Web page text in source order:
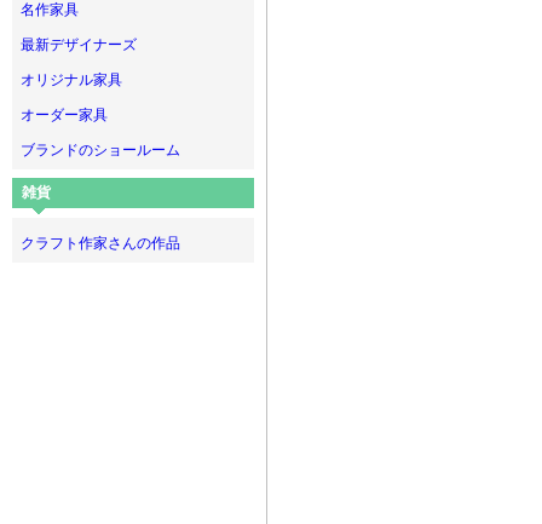
名作家具
最新デザイナーズ
オリジナル家具
オーダー家具
ブランドのショールーム
雑貨
クラフト作家さんの作品